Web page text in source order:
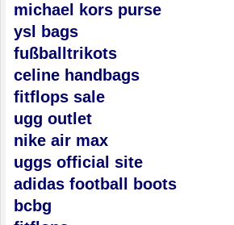
michael kors purse
ysl bags
fußballtrikots
celine handbags
fitflops sale
ugg outlet
nike air max
uggs official site
adidas football boots
bcbg